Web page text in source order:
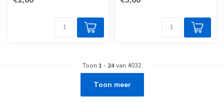
Toon 1 - 24van 4032
Toon meer